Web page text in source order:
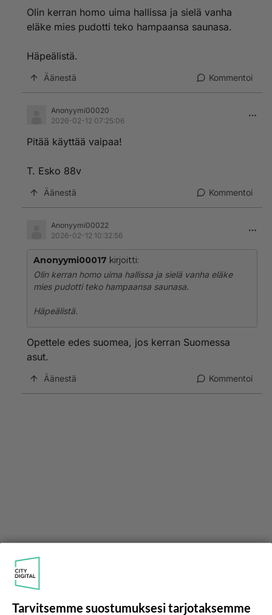
Olin kerran homo uima hallissa ja sielä vanha
eläke mies pudotti teko hampaansa saunasa.
Häpeälistä.
Äänestä Kommentoi
Anonyymi00020
2026-02-12 07:25:06
Pitää käyttää vaipaa!
T. Esko 88v
Äänestä Kommentoi
Anonyymi00022
2026-02-12 10:32:56
Anonyymi00017 kirjoitti:
Olin kerran homo uima hallissa ja sielä vanha eläke
mies pudotti teko hampaansa saunasa.
Häpeälistä.
Opettele edes suomea, jos kerran Suomessa
asut.
Äänestä Kommentoi
Tarvitsemme suostumuksesi tarjotaksemme